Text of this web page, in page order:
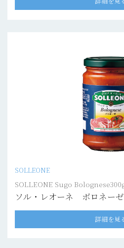
SOLLEONE
SOLLEONE Sugo
ソル・レオーネ ボロネー
詳細を見